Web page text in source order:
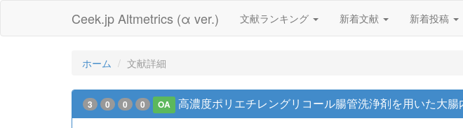
Ceek.jp Altmetrics (α ver.) 文献ランキング 新着文献 新着投稿
ホーム 文献詳細
3 0 0 0 OA 高濃度ポリエチレングリコール腸管洗浄剤を用いた大